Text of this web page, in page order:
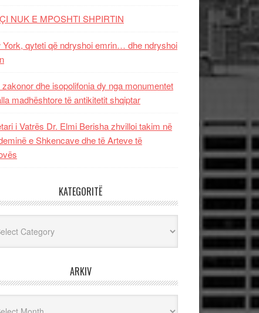
NUK E MPOSHTI SHPIRTIN
York, qyteti që ndryshoi emrin… dhe ndryshoi
zakonor dhe isopolifonia dy nga monumentet
madhështore të antikitetit shqiptar
i Vatrës Dr. Elmi Berisha zhvilloi takim në
e Shkencave dhe të Arteve të
KATEGORITË
ARKIV